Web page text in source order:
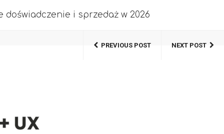
doświadczenie i sprzedaż w 2026
PREVIOUS POST NEXT POST